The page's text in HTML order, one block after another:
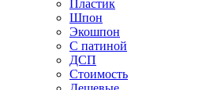
Пластик
Шпон
Экошпон
С патиной
ДСП
Стоимость